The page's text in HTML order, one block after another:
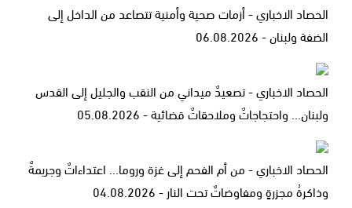
الحصاد الاخباري - أزمات صحية وأمنية تتصاعد من الداخل إلى
الضفة ولبنان - 06.08.2026
الحصاد الاخباري - تصعيدٌ ميداني من النقب والجليل إلى القدس
ولبنان... واحتجاجاتٌ وملاحقاتٌ قضائية - 05.08.2026
الحصاد الاخباري - من أم الفحم إلى غزة وروما... اعتداءاتٌ وجريمةٌ
وذاكرةُ مجزرةٍ ومفاوضاتٌ تحت النار - 04.08.2026